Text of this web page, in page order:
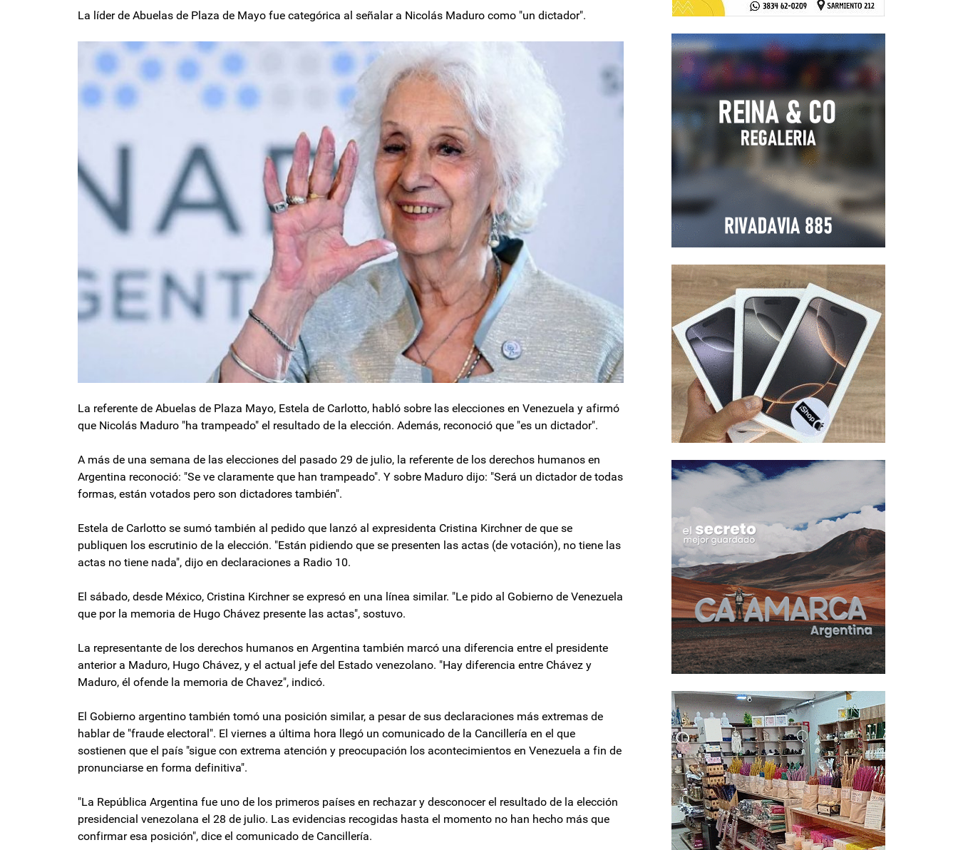
La líder de Abuelas de Plaza de Mayo fue categórica al señalar a Nicolás Maduro como "un dictador".
La referente de Abuelas de Plaza Mayo, Estela de Carlotto, habló sobre las elecciones en Venezuela y afirmó
que Nicolás Maduro "ha trampeado" el resultado de la elección. Además, reconoció que "es un dictador".
A más de una semana de las elecciones del pasado 29 de julio, la referente de los derechos humanos en
Argentina reconoció: "Se ve claramente que han trampeado". Y sobre Maduro dijo: "Será un dictador de todas
formas, están votados pero son dictadores también".
Estela de Carlotto se sumó también al pedido que lanzó al expresidenta Cristina Kirchner de que se
publiquen los escrutinio de la elección. "Están pidiendo que se presenten las actas (de votación), no tiene las
actas no tiene nada", dijo en declaraciones a Radio 10.
El sábado, desde México, Cristina Kirchner se expresó en una línea similar. "Le pido al Gobierno de Venezuela
que por la memoria de Hugo Chávez presente las actas", sostuvo.
La representante de los derechos humanos en Argentina también marcó una diferencia entre el presidente
anterior a Maduro, Hugo Chávez, y el actual jefe del Estado venezolano. "Hay diferencia entre Chávez y
Maduro, él ofende la memoria de Chavez", indicó.
El Gobierno argentino también tomó una posición similar, a pesar de sus declaraciones más extremas de
hablar de "fraude electoral". El viernes a última hora llegó un comunicado de la Cancillería en el que
sostienen que el país "sigue con extrema atención y preocupación los acontecimientos en Venezuela a fin de
pronunciarse en forma definitiva".
"La República Argentina fue uno de los primeros países en rechazar y desconocer el resultado de la elección
presidencial venezolana el 28 de julio. Las evidencias recogidas hasta el momento no han hecho más que
confirmar esa posición", dice el comunicado de Cancillería.